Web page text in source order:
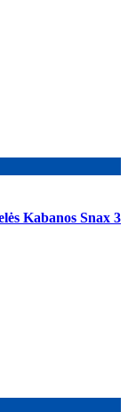
Kabanos Snax 3